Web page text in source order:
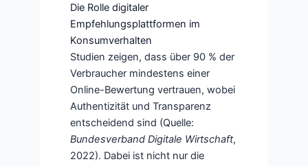
Die Rolle digitaler
Empfehlungsplattformen im
Konsumverhalten
Studien zeigen, dass über 90 % der
Verbraucher mindestens einer
Online-Bewertung vertrauen, wobei
Authentizität und Transparenz
entscheidend sind (Quelle:
Bundesverband Digitale Wirtschaft,
2022). Dabei ist nicht nur die